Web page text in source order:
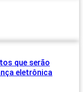
que serão
eletrônica